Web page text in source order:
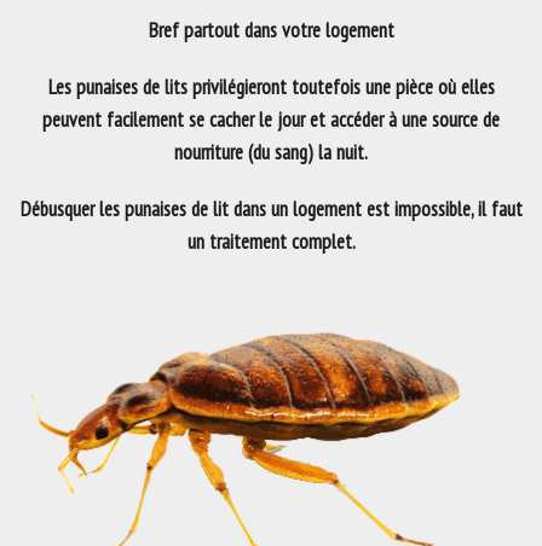
Bref partout dans votre logement
Les punaises de lits privilégieront toutefois une pièce où elles
peuvent facilement se cacher le jour et accéder à une source de
nourriture (du sang) la nuit.
Débusquer les punaises de lit dans un logement est impossible, il faut
un traitement complet.